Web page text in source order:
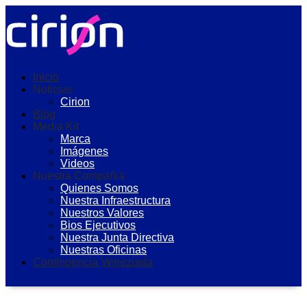
Inicio
Noticias
Cirion
Blog
Media Kit
Marca
Imágenes
Videos
Nuestra Compañia
Quienes Somos
Nuestra Infraestructura
Nuestros Valores
Bios Ejecutivos
Nuestra Junta Directiva
Nuestras Oficinas
Contingencia Venezuela